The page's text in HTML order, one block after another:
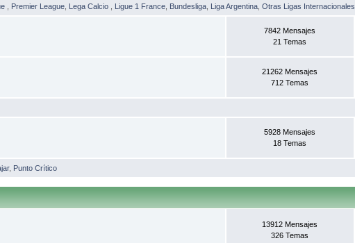
Premier League, Lega Calcio Ligue 1 France, Bundesliga, Liga Argentina, Otras Ligas Internacionales
7842 Mensajes
21 Temas
21262 Mensajes
712 Temas
5928 Mensajes
18 Temas
, Punto Crítico
13912 Mensajes
326 Temas